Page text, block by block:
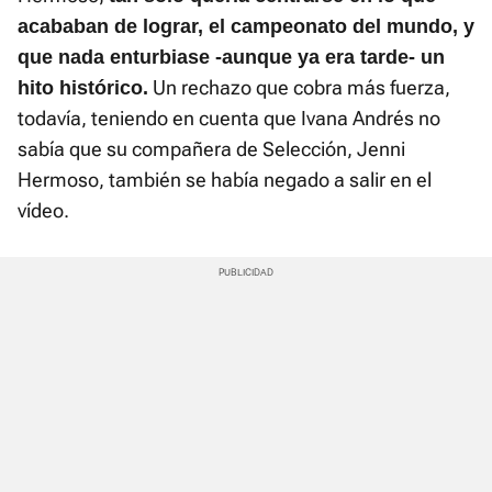
acababan de lograr, el campeonato del mundo, y
que nada enturbiase -aunque ya era tarde- un
hito histórico. Un rechazo que cobra más fuerza,
todavía, teniendo en cuenta que Ivana Andrés no
sabía que su compañera de Selección, Jenni
Hermoso, también se había negado a salir en el
vídeo.